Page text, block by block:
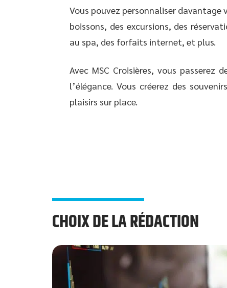
Vous pouvez personnaliser
boissons, des excursions, des
au spa, des forfaits internet, et plus.
Avec MSC Croisières, vous
l’élégance. Vous créerez des
plaisirs sur place.
CHOIX DE LA RÉDACTION